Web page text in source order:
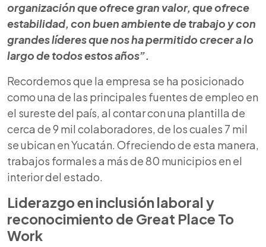
organización que ofrece gran valor, que ofrece
estabilidad, con buen ambiente de trabajo y con
grandes líderes que nos ha permitido crecer a lo
largo de todos estos años”.
Recordemos que la empresa se ha posicionado
como una de las principales fuentes de empleo en
el sureste del país, al contar con una plantilla de
cerca de 9 mil colaboradores, de los cuales 7 mil
se ubican en Yucatán. Ofreciendo de esta manera,
trabajos formales a más de 80 municipios en el
interior del estado.
Liderazgo en inclusión laboral y
reconocimiento de Great Place To
Work